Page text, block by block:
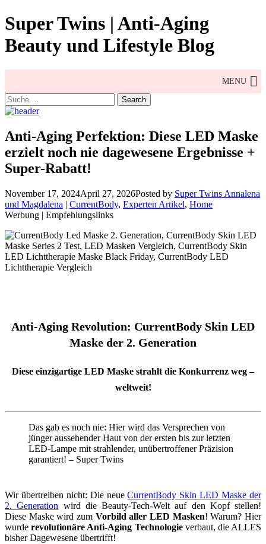
Skip
to
content
Super Twins | Anti-Aging
Beauty und Lifestyle Blog
MENU
Search
for:
Anti-Aging Perfektion: Diese LED Maske
erzielt noch nie dagewesene Ergebnisse +
Super-Rabatt!
November 17, 2024April 27, 2026Posted by Super Twins Annalena
und Magdalena | CurrentBody, Experten Artikel, Home
Werbung | Empfehlungslinks
Anti-Aging Revolution: CurrentBody Skin LED
Maske der 2. Generation
Diese einzigartige LED Maske strahlt die Konkurrenz weg –
weltweit!
Das gab es noch nie: Hier wird das Versprechen von
jünger aussehender Haut von der ersten bis zur letzten
LED-Lampe mit strahlender, unübertroffener Präzision
garantiert! – Super Twins
Wir übertreiben nicht: Die neueCurrentBody Skin LED Maske der
2. Generation wird die Beauty-Tech-Welt auf den Kopf stellen!
Diese Maske wird zum Vorbild aller LED Masken! Warum? Hier
wurderevolutionäre Anti-Aging Technologieverbaut, die ALLES
bisher Dagewesene übertrifft!